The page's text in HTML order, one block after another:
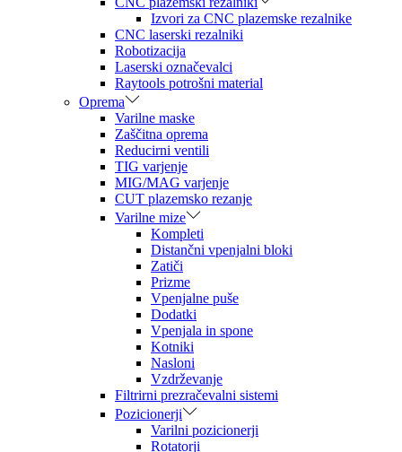
Izvori za CNC plazemske rezalnike
CNC laserski rezalniki
Robotizacija
Laserski označevalci
Raytools potrošni material
Oprema
Varilne maske
Zaščitna oprema
Reducirni ventili
TIG varjenje
MIG/MAG varjenje
CUT plazemsko rezanje
Varilne mize
Kompleti
Distančni vpenjalni bloki
Zatiči
Prizme
Vpenjalne puše
Dodatki
Vpenjala in spone
Kotniki
Nasloni
Vzdrževanje
Filtrirni prezračevalni sistemi
Pozicionerji
Varilni pozicionerji
Rotatorji